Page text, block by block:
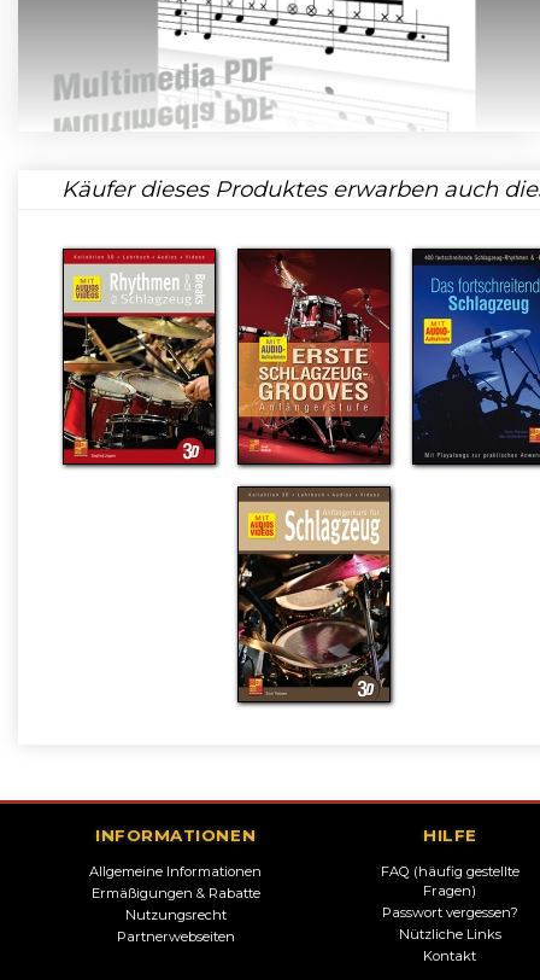
Käufer dieses Produktes erwarben auch
INFORMATIONEN
Allgemeine Informationen
Ermäßigungen & Rabatte
Nutzungsrecht
Partnerwebseiten
HILFE
FAQ (häufig gestellte
Fragen)
Passwort vergessen?
Nützliche Links
Kontakt